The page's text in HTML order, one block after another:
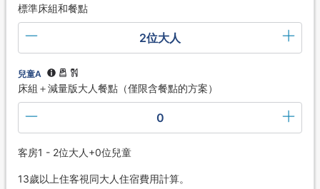
標準床組和餐點
2位大人
兒童A
床組＋減量版大人餐點（僅限含餐點的方案）
0
客房1 - 2位大人+0位兒童
13歲以上住客視同大人住宿費用計算。